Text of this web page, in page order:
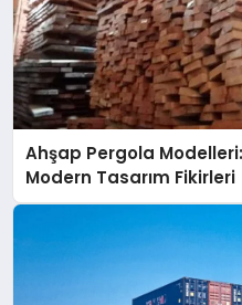
Ahşap Pergola
Modern Tasarım Fikirleri